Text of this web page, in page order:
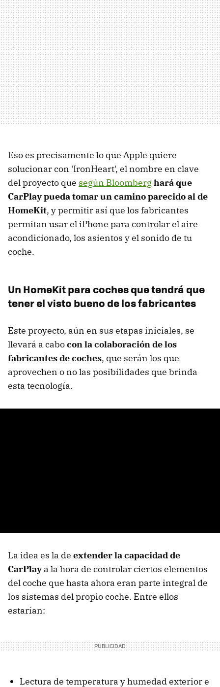
Eso es precisamente lo que Apple quiere
solucionar con 'IronHeart', el nombre en clave
del proyecto que según Bloomberghará que
CarPlay pueda tomar un camino parecido al de
HomeKit, y permitir así que los fabricantes
permitan usar el iPhone para controlar el aire
acondicionado, los asientos y el sonido de tu
coche.
Un HomeKit para coches que tendrá que
tener el visto bueno de los fabricantes
Este proyecto, aún en sus etapas iniciales, se
llevará a cabocon la colaboración de los
fabricantes de coches, que serán los que
aprovechen o no las posibilidades que brinda
esta tecnología.
La idea es la de extender la capacidad de
CarPlaya la hora de controlar ciertos elementos
del coche que hasta ahora eran parte integral de
los sistemas del propio coche. Entre ellos
estarían:
Lectura de temperatura y humedad exterior e